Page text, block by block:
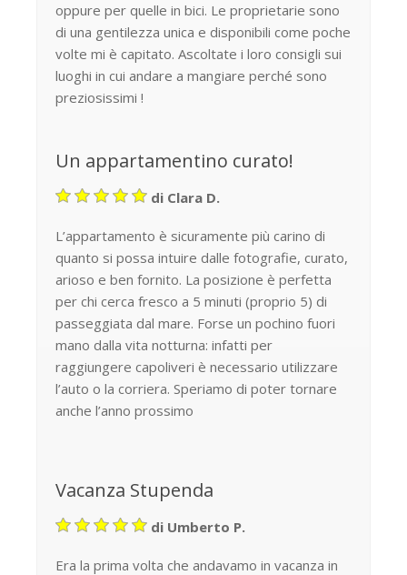
oppure per quelle in bici. Le proprietarie sono
di una gentilezza unica e disponibili come poche
volte mi è capitato. Ascoltate i loro consigli sui
luoghi in cui andare a mangiare perché sono
preziosissimi !
Un appartamentino curato!
di Clara D.
L’appartamento è sicuramente più carino di
quanto si possa intuire dalle fotografie, curato,
arioso e ben fornito. La posizione è perfetta
per chi cerca fresco a 5 minuti (proprio 5) di
passeggiata dal mare. Forse un pochino fuori
mano dalla vita notturna: infatti per
raggiungere capoliveri è necessario utilizzare
l’auto o la corriera. Speriamo di poter tornare
anche l’anno prossimo
Vacanza Stupenda
di Umberto P.
Era la prima volta che andavamo in vacanza in